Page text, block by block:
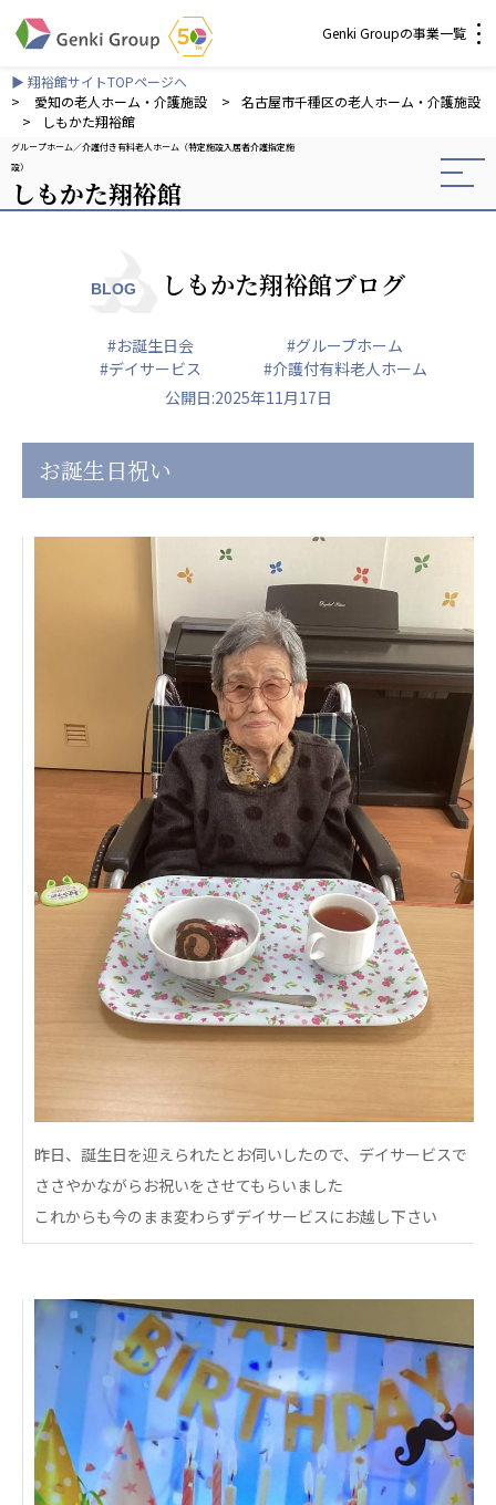
Genki Groupの事業一覧
介護・福祉
社会福祉法人元気村
社会福祉法人長寿の森
株式会社 サンガジャパン
株式会社日本遮蔽技研
株式会社Genkiリレーションズ
一般社団法人 日本高齢者福祉協会
株式会社 爽やかな風沖縄
爽やかな風 中部エリア
爽やかな風 那覇エリア
株式会社 鷹揚館
鷹揚館
社会福祉法人 共生会
特別養護老人ホーム 共生の家
株式会社 アジアメデカ元気事業団
アジアメデカ元気事業団
株式会社 爽やかな風九州
爽やかな風九州
株式会社 七星
七星
社会福祉法人 福ふく
株式会社 せきれい
せきれい
社会福祉法人 心の会
医療（共に生きる仲間達）
聖心美容クリニック
S-Labo（渋谷院）
医療法人社団 デンタルケアコミュニティ
フォレストデンタルクリニック
松園病院介護医療院
松園第二病院
複合ケアセンターまつぞの
医療法人社団 鴻愛会
こうのす共生病院
OKP with Life クリニック
こうのすナーシングホーム共生園
▶ 翔裕館サイトTOPページへ
>
愛知の老人ホーム・介護施設 >
名古屋市千種区の老人ホーム・介護施設
>
しもかた翔裕館
グループホーム
介護付き有料老人ホーム（特定施設入居者介護指定施
設）
しもかた翔裕館
BLOG しもかた翔裕館ブログ
#お誕生日会
#グループホーム
#デイサービス
#介護付有料老人ホーム
公開日:2025年11月17日
お誕生日祝い
昨日、誕生日を迎えられたとお伺いしたので、デイサービスで
ささやかながらお祝いをさせてもらいました
これからも今のまま変わらずデイサービスにお越し下さい